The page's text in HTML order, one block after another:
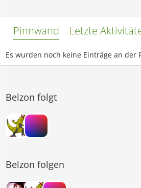
Pinnwand Letzte
Es wurden noch keine Einträge an der
Belzon folgt
Belzon folgen